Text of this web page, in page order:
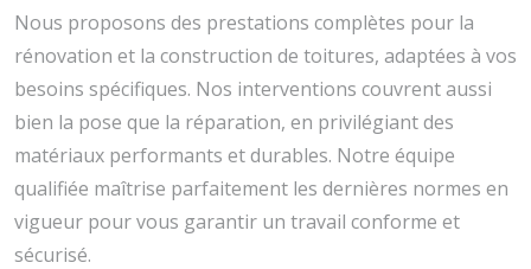
Nous proposons des prestations complètes pour la
rénovation et la construction de toitures, adaptées à vos
besoins spécifiques. Nos interventions couvrent aussi
bien la pose que la réparation, en privilégiant des
matériaux performants et durables. Notre équipe
qualifiée maîtrise parfaitement les dernières normes en
vigueur pour vous garantir un travail conforme et
sécurisé.